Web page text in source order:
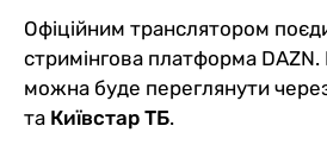
Офіційним транслятором
стримінгова платформа DAZN.
можна буде переглянути
та Київстар ТБ.